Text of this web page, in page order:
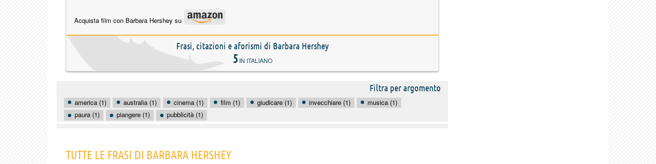
Acquista film con Barbara Hershey su
Frasi, citazioni e aforismi di Barbara Hershey
5IN ITALIANO
Filtra per argomento
america (1) australia (1) cinema (1) film (1) giudicare (1) invecchiare (1)
musica (1)
paura (1)
piangere (1) pubblicità (1)
TUTTE LE FRASI DI BARBARA HERSHEY